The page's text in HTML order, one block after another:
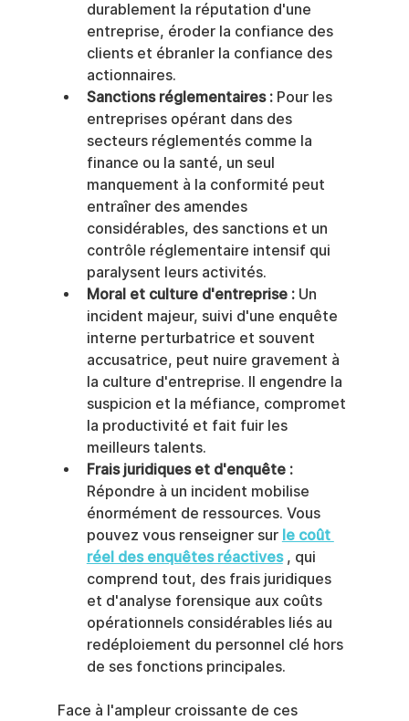
durablement la réputation d'une
entreprise, éroder la confiance des
clients et ébranler la confiance des
actionnaires.
Sanctions réglementaires : Pour les
entreprises opérant dans des
secteurs réglementés comme la
finance ou la santé, un seul
manquement à la conformité peut
entraîner des amendes
considérables, des sanctions et un
contrôle réglementaire intensif qui
paralysent leurs activités.
Moral et culture d'entreprise : Un
incident majeur, suivi d'une enquête
interne perturbatrice et souvent
accusatrice, peut nuire gravement à
la culture d'entreprise. Il engendre la
suspicion et la méfiance, compromet
la productivité et fait fuir les
meilleurs talents.
Frais juridiques et d'enquête :
Répondre à un incident mobilise
énormément de ressources. Vous
pouvez vous renseigner sur le coût
réel des enquêtes réactives , qui
comprend tout, des frais juridiques
et d'analyse forensique aux coûts
opérationnels considérables liés au
redéploiement du personnel clé hors
de ses fonctions principales.
Face à l'ampleur croissante de ces